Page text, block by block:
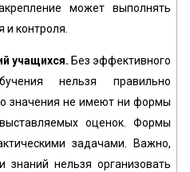
может выполнять
и контроля.
учащихся. Без эффективного
нельзя правильно
значения не имеют ни формы
оценок. Формы
задачами. Важно,
знаний нельзя организовать